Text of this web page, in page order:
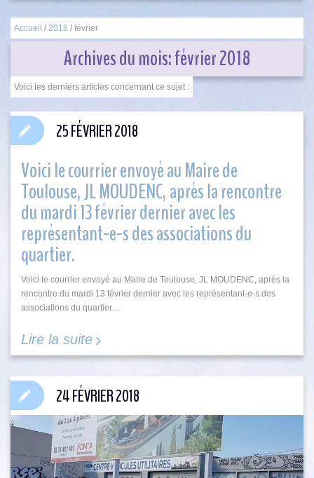
Accueil / 2018 / février
Archives du mois:février 2018
Voici le courrier envoyé au Maire de
Toulouse, JL MOUDENC, après la rencontre
du mardi 13 février dernier avec les
représentant-e-s des associations du
quartier.
Voici le courrier envoyé au Maire de Toulouse, JL MOUDENC, après la
rencontre du mardi 13 février dernier avec les représentant-e-s des
associations du quartier…
Lire la suite
25 FÉVRIER 2018
24 FÉVRIER 2018